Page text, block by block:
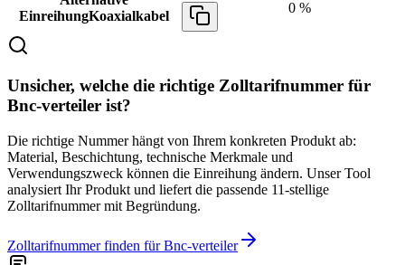
EinreihungKoaxialkabel
0 %
Unsicher, welche die richtige Zolltarifnummer für
Bnc-verteiler ist?
Die richtige Nummer hängt von Ihrem konkreten Produkt ab:
Material, Beschichtung, technische Merkmale und
Verwendungszweck können die Einreihung ändern. Unser Tool
analysiert Ihr Produkt und liefert die passende 11-stellige
Zolltarifnummer mit Begründung.
Zolltarifnummer finden für Bnc-verteiler